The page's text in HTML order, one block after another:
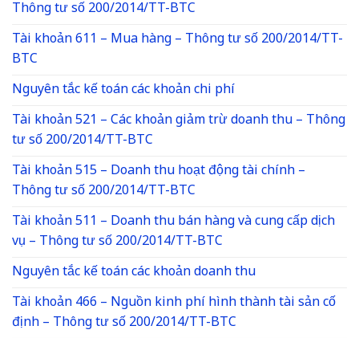
Thông tư số 200/2014/TT-BTC
Tài khoản 611 – Mua hàng – Thông tư số 200/2014/TT-
BTC
Nguyên tắc kế toán các khoản chi phí
Tài khoản 521 – Các khoản giảm trừ doanh thu – Thông
tư số 200/2014/TT-BTC
Tài khoản 515 – Doanh thu hoạt động tài chính –
Thông tư số 200/2014/TT-BTC
Tài khoản 511 – Doanh thu bán hàng và cung cấp dịch
vụ – Thông tư số 200/2014/TT-BTC
Nguyên tắc kế toán các khoản doanh thu
Tài khoản 466 – Nguồn kinh phí hình thành tài sản cố
định – Thông tư số 200/2014/TT-BTC